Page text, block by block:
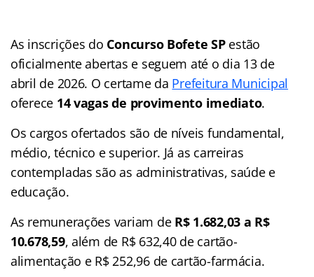
As inscrições do Concurso Bofete SP estão
oficialmente abertas e seguem até o dia 13 de
abril de 2026. O certame da Prefeitura Municipal
oferece 14 vagas de provimento imediato.
Os cargos ofertados são de níveis fundamental,
médio, técnico e superior. Já as carreiras
contempladas são as administrativas, saúde e
educação.
As remunerações variam de R$ 1.682,03 a R$
10.678,59, além de R$ 632,40 de cartão-
alimentação e R$ 252,96 de cartão-farmácia.